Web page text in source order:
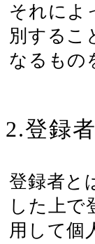
それによ
別するこ
なるもの
2.登録者
登録者と
した上で
用して個